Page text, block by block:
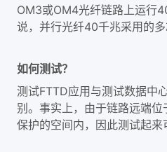
OM3或OM4光纤链路上运行
说，并行光纤40千兆采用的多
如何测试？
测试FTTD应用与测试数据中
别。事实上，由于链路远端
保护的空间内，因此测试起来